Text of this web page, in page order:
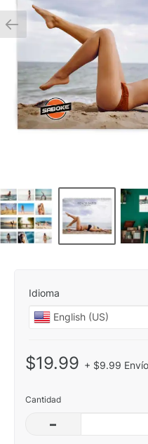
Idioma
$19.99 + $9.99
Cantidad
–